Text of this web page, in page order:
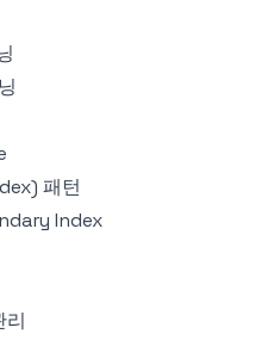
패턴
Index